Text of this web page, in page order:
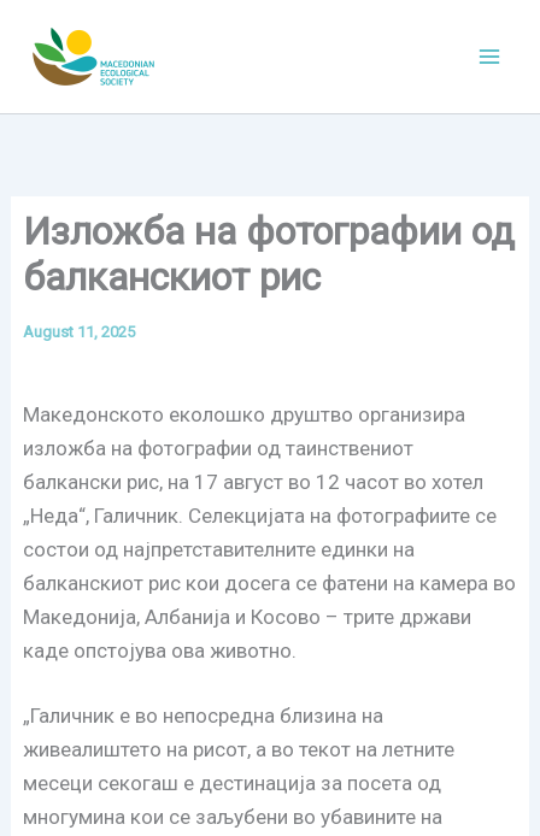
content
Изложба на фотографии од
балканскиот рис
August 11, 2025
Македонското еколошко друштво организира
изложба на фотографии од таинствениот
балкански рис, на 17 август во 12 часот во хотел
„Неда“, Галичник. Селекцијата на фотографиите се
состои од најпретставителните единки на
балканскиот рис кои досега се фатени на камера во
Македонија, Албанија и Косово – трите држави
каде опстојува ова животно.
„Галичник е во непосредна близина на
живеалиштето на рисот, а во текот на летните
месеци секогаш е дестинација за посета од
многумина кои се заљубени во убавините на